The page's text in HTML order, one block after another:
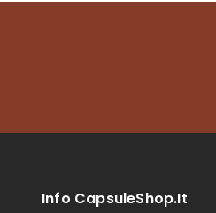
Info CapsuleShop.it